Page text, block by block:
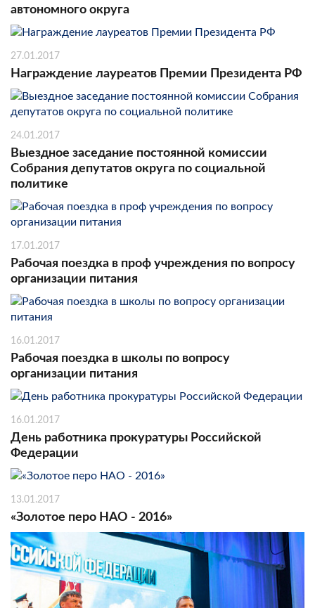
автономного округа
27.01.2017
Награждение лауреатов Премии Президента РФ
24.01.2017
Выездное заседание постоянной комиссии
Собрания депутатов округа по социальной
политике
17.01.2017
Рабочая поездка в проф учреждения по вопросу
организации питания
16.01.2017
Рабочая поездка в школы по вопросу
организации питания
16.01.2017
День работника прокуратуры Российской
Федерации
13.01.2017
«Золотое перо НАО - 2016»